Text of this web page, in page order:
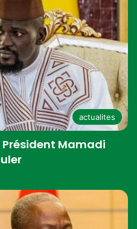
actualites
Président Mamadi